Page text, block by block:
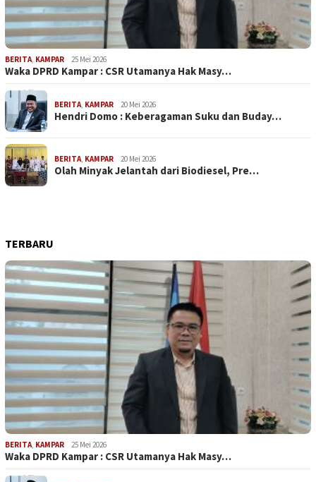
BERITA, KAMPAR 25 Mei 2026
Waka DPRD Kampar : CSR Utamanya Hak Masy…
BERITA, KAMPAR 20 Mei 2026
Hendri Domo : Keberagaman Suku dan Buday…
BERITA, KAMPAR 20 Mei 2026
Olah Minyak Jelantah dari Biodiesel, Pre…
TERBARU
BERITA, KAMPAR 25 Mei 2026
Waka DPRD Kampar : CSR Utamanya Hak Masy…